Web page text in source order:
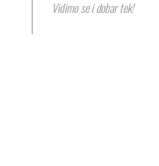
Vidimo se i dobar tek!